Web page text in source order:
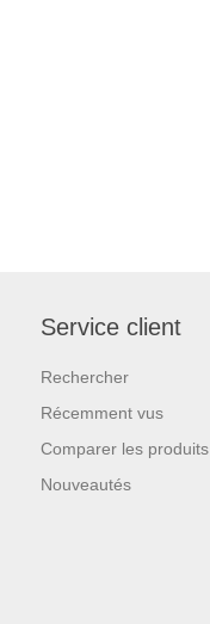
Service client
Rechercher
Récemment vus
Comparer les produits
Nouveautés